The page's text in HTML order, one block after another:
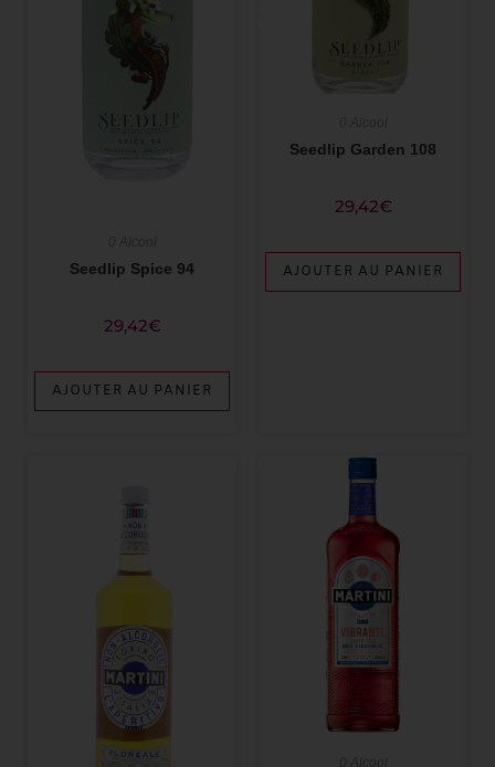
Seedlip Spice 94
29,42€
AJOUTER AU PANIER
Seedlip Garden 108
29,42€
AJOUTER AU PANIER